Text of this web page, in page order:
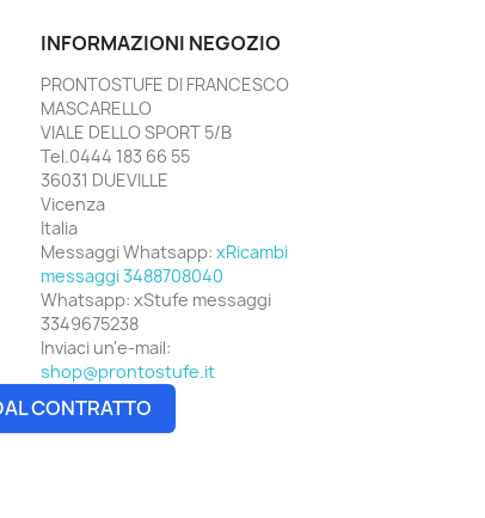
INFORMAZIONI NEGOZIO
PRONTOSTUFE DI FRANCESCO
MASCARELLO
VIALE DELLO SPORT 5/B
Tel.0444 183 66 55
36031 DUEVILLE
Vicenza
Italia
Messaggi Whatsapp: xRicambi
messaggi 3488708040
Whatsapp: xStufe messaggi
3349675238
Inviaci un'e-mail:
shop@prontostufe.it
CONTRATTO